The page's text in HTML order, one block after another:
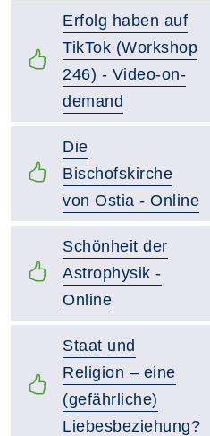
Erfolg haben auf
TikTok (Workshop
246) - Video-on-
demand
Die
Bischofskirche
von Ostia - Online
Schönheit der
Astrophysik -
Online
Staat und
Religion – eine
(gefährliche)
Liebesbeziehung?